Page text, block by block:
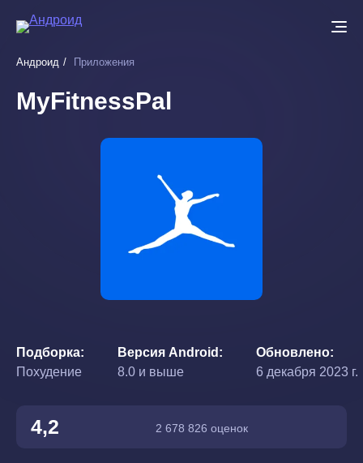
основному
Андроид Приложения
MyFitnessPal
Подборка
Похудение
Версия Android
8.0 и выше
Обновлено
6 декабря 2023 г.
4,2 2 678 826 оценок